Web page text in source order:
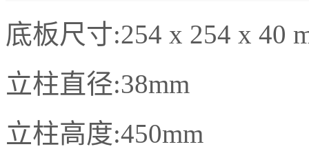
底板尺寸:254 x 254 x 40
立柱直径:38mm
立柱高度:450mm